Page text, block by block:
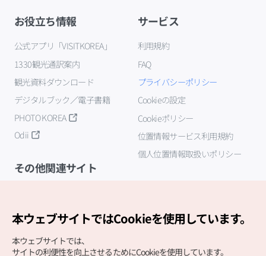
お役立ち情報
公式アプリ「VISITKOREA」
1330観光通訳案内
観光資料ダウンロード
デジタルブック／電子書籍
PHOTO KOREA
Odii
サービス
利用規約
FAQ
プライバシーポリシー
Cookieの設定
Cookieポリシー
位置情報サービス利用規約
個人位置情報取扱いポリシー
その他関連サイト
本ウェブサイトではCookieを使用しています。
本ウェブサイトでは、
サイトの利便性を向上させるためにCookieを使用しています。